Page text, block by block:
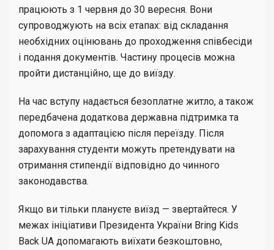
працюють з 1 червня до 30 вересня. Вони
супроводжують на всіх етапах: від складання
необхідних оцінювань до проходження співбесіди
і подання документів. Частину процесів можна
пройти дистанційно, ще до виїзду.
На час вступу надається безоплатне житло, а також
передбачена додаткова державна підтримка та
допомога з адаптацією після переїзду. Після
зарахування студенти можуть претендувати на
отримання стипендії відповідно до чинного
законодавства.
Якщо ви тільки плануєте виїзд — звертайтеся. У
межах ініціативи Президента України Bring Kids
Back UA допомагають виїхати безкоштовно,